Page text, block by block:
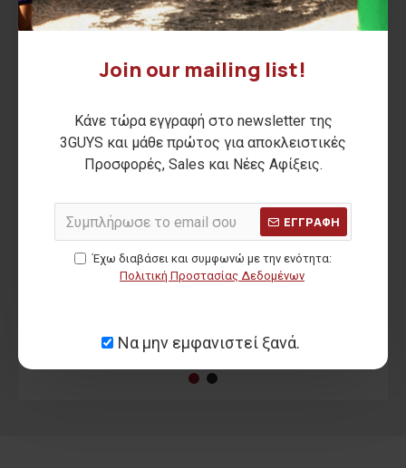
Join our mailing list!
Κάνε τώρα εγγραφή στο newsletter της
3GUYS και μάθε πρώτος για αποκλειστικές
Προσφορές, Sales και Νέες Αφίξεις.
ΕΓΓΡΑΦΗ
Έχω διαβάσει και συμφωνώ με την ενότητα:
Πολιτική Προστασίας Δεδομένων
Να μην εμφανιστεί ξανά.
-30 %
Ανδρική τσάντα LEX
ΚΑΛΥΤΕΡΗ ΤΙΜΗ 30 ΗΜΕΡΩΝ: 35,00€
-30 %
Ανδρική τσάντα WALTER
ΚΑΛΥΤΕΡΗ ΤΙΜΗ 30 ΗΜΕΡΩΝ: